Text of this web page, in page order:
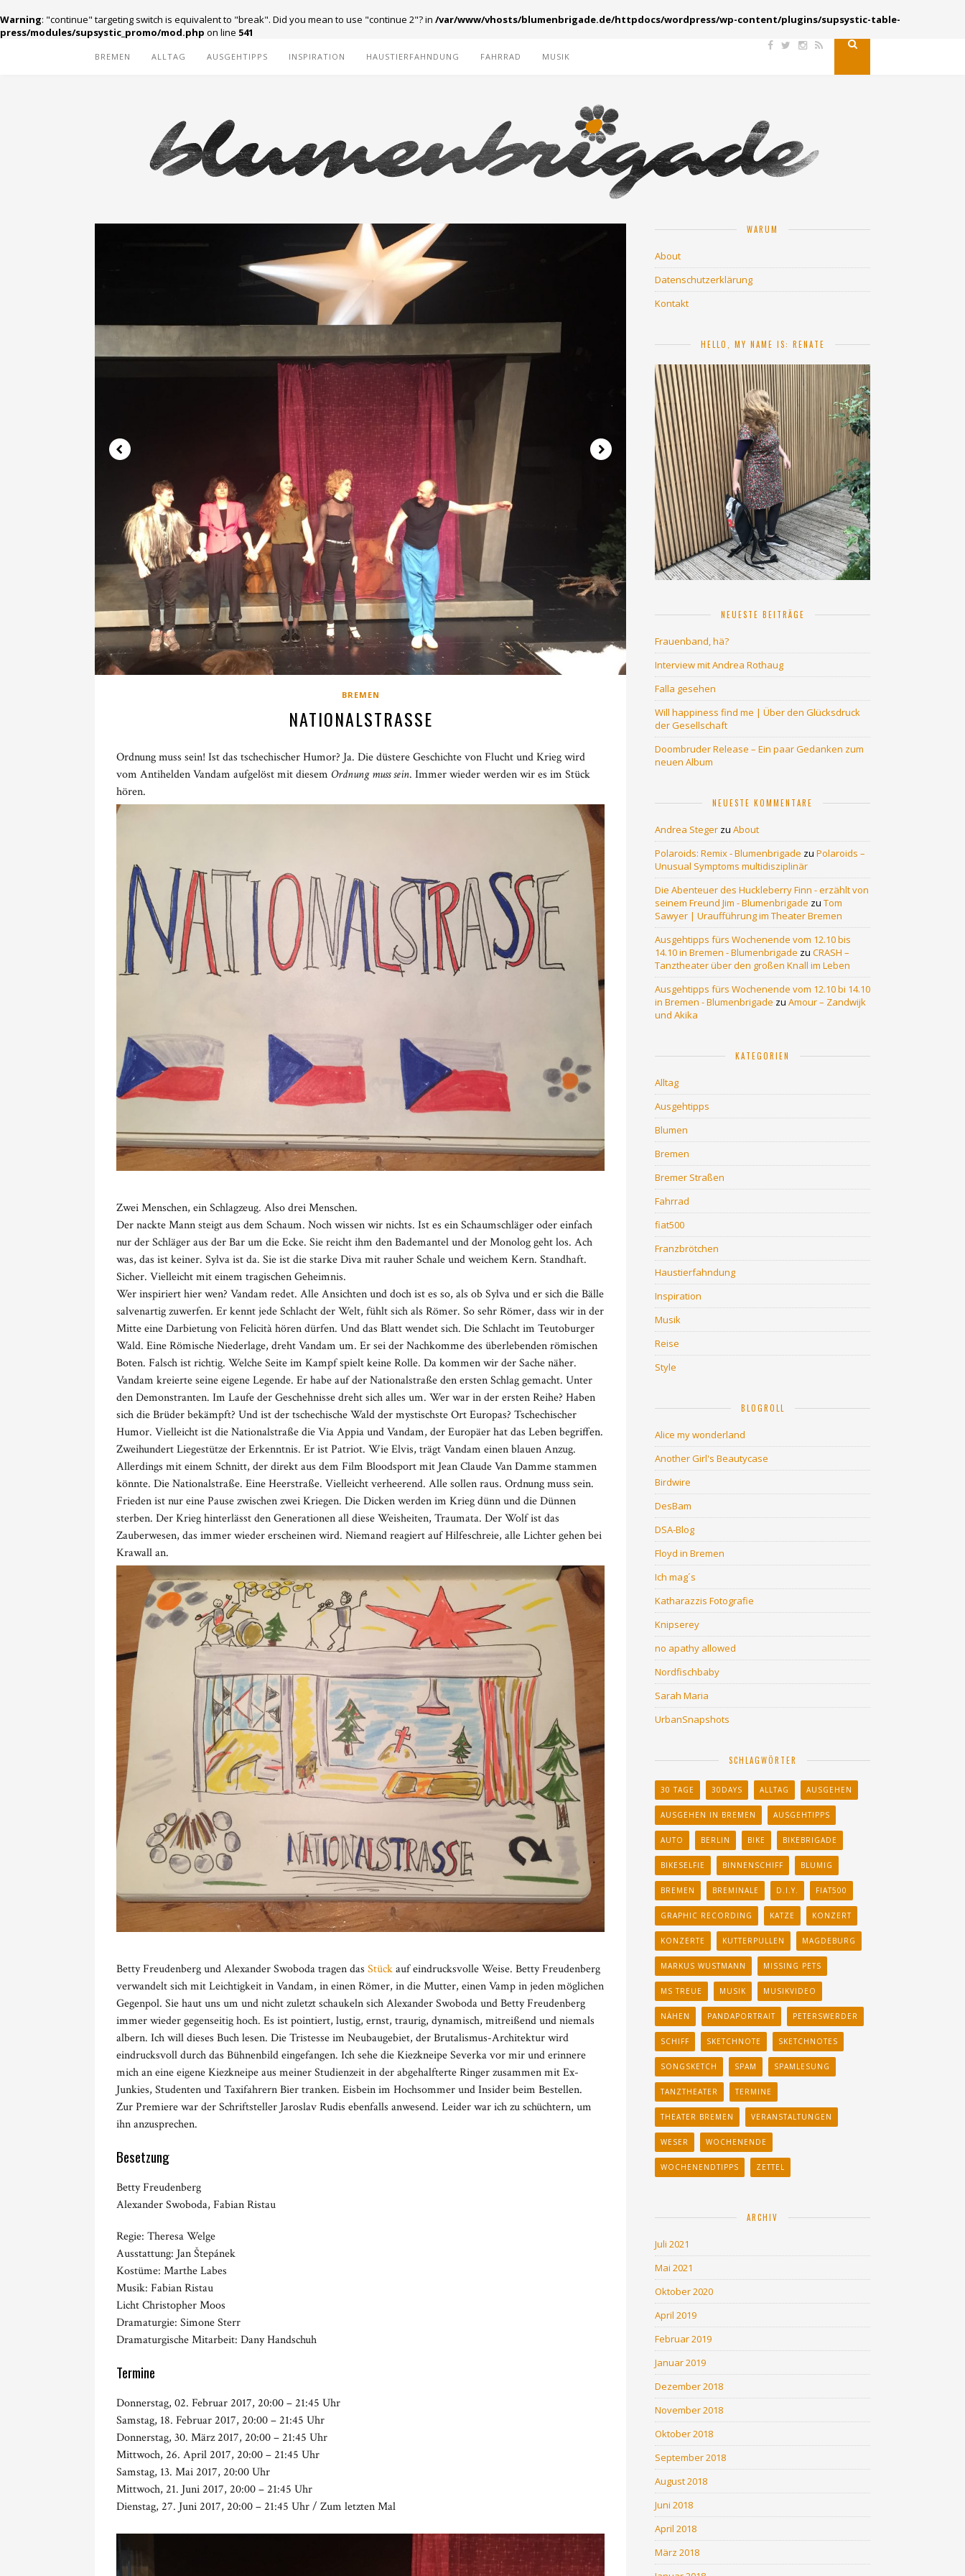
Warning: "continue" targeting switch is equivalent to "break". Did you mean to use "continue 2"? in /var/www/vhosts/blumenbrigade.de/httpdocs/wordpress/wp-content/plugins/supsystic-table-
press/modules/supsystic_promo/mod.php on line 541
BREMEN ALLTAG AUSGEHTIPPS INSPIRATION HAUSTIERFAHNDUNG FAHRRAD MUSIK
BREMEN
NATIONALSTRASSE
Ordnung muss sein! Ist das tschechischer Humor? Ja. Die düstere Geschichte von Flucht und Krieg wird
vom Antihelden Vandam aufgelöst mit diesem Ordnung muss sein. Immer wieder werden wir es im Stück
hören.
Zwei Menschen, ein Schlagzeug. Also drei Menschen.
Der nackte Mann steigt aus dem Schaum. Noch wissen wir nichts. Ist es ein Schaumschläger oder einfach
nur der Schläger aus der Bar um die Ecke. Sie reicht ihm den Bademantel und der Monolog geht los. Ach
was, das ist keiner. Sylva ist da. Sie ist die starke Diva mit rauher Schale und weichem Kern. Standhaft.
Sicher. Vielleicht mit einem tragischen Geheimnis.
Wer inspiriert hier wen? Vandam redet. Alle Ansichten und doch ist es so, als ob Sylva und er sich die Bälle
salvenartig zuwerfen. Er kennt jede Schlacht der Welt, fühlt sich als Römer. So sehr Römer, dass wir in der
Mitte eine Darbietung von Felicità hören dürfen. Und das Blatt wendet sich. Die Schlacht im Teutoburger
Wald. Eine Römische Niederlage, dreht Vandam um. Er sei der Nachkomme des überlebenden römischen
Boten. Falsch ist richtig. Welche Seite im Kampf spielt keine Rolle. Da kommen wir der Sache näher.
Vandam kreierte seine eigene Legende. Er habe auf der Nationalstraße den ersten Schlag gemacht. Unter
den Demonstranten. Im Laufe der Geschehnisse dreht sich alles um. Wer war in der ersten Reihe? Haben
sich die Brüder bekämpft? Und ist der tschechische Wald der mystischste Ort Europas? Tschechischer
Humor. Vielleicht ist die Nationalstraße die Via Appia und Vandam, der Europäer hat das Leben begriffen.
Zweihundert Liegestütze der Erkenntnis. Er ist Patriot. Wie Elvis, trägt Vandam einen blauen Anzug.
Allerdings mit einem Schnitt, der direkt aus dem Film Bloodsport mit Jean Claude Van Damme stammen
könnte. Die Nationalstraße. Eine Heerstraße. Vielleicht verheerend. Alle sollen raus. Ordnung muss sein.
Frieden ist nur eine Pause zwischen zwei Kriegen. Die Dicken werden im Krieg dünn und die Dünnen
sterben. Der Krieg hinterlässt den Generationen all diese Weisheiten, Traumata. Der Wolf ist das
Zauberwesen, das immer wieder erscheinen wird. Niemand reagiert auf Hilfeschreie, alle Lichter gehen bei
Krawall an.
Betty Freudenberg und Alexander Swoboda tragen das Stückauf eindrucksvolle Weise. Betty Freudenberg
verwandelt sich mit Leichtigkeit in Vandam, in einen Römer, in die Mutter, einen Vamp in jeden möglichen
Gegenpol. Sie haut uns um und nicht zuletzt schaukeln sich Alexander Swoboda und Betty Freudenberg
immer wieder gegenseitig hoch. Es ist pointiert, lustig, ernst, traurig, dynamisch, mitreißend und niemals
albern. Ich will dieses Buch lesen. Die Tristesse im Neubaugebiet, der Brutalismus-Architektur wird
eindrucksvoll durch das Bühnenbild eingefangen. Ich sehe die Kiezkneipe Severka vor mir und erinnere
mich an eine eigene Kiezkneipe aus meiner Studienzeit in der abgehalfterte Ringer zusammen mit Ex-
Junkies, Studenten und Taxifahrern Bier tranken. Eisbein im Hochsommer und Insider beim Bestellen.
Zur Premiere war der Schriftsteller Jaroslav Rudis ebenfalls anwesend. Leider war ich zu schüchtern, um
ihn anzusprechen.
Besetzung
Betty Freudenberg
Alexander Swoboda, Fabian Ristau
Regie: Theresa Welge
Ausstattung: Jan Štepánek
Kostüme: Marthe Labes
Musik: Fabian Ristau
Licht Christopher Moos
Dramaturgie: Simone Sterr
Dramaturgische Mitarbeit: Dany Handschuh
Termine
Donnerstag, 02. Februar 2017, 20:00 – 21:45 Uhr
Samstag, 18. Februar 2017, 20:00 – 21:45 Uhr
Donnerstag, 30. März 2017, 20:00 – 21:45 Uhr
Mittwoch, 26. April 2017, 20:00 – 21:45 Uhr
Samstag, 13. Mai 2017, 20:00 Uhr
Mittwoch, 21. Juni 2017, 20:00 – 21:45 Uhr
Dienstag, 27. Juni 2017, 20:00 – 21:45 Uhr / Zum letzten Mal
WARUM
About
Datenschutzerklärung
Kontakt
HELLO, MY NAME IS: RENATE
NEUESTE BEITRÄGE
Frauenband, hä?
Interview mit Andrea Rothaug
Falla gesehen
Will happiness find me | Über den Glücksdruck
der Gesellschaft
Doombruder Release – Ein paar Gedanken zum
neuen Album
NEUESTE KOMMENTARE
Andrea Steger zu About
Polaroids: Remix - Blumenbrigade zu Polaroids –
Unusual Symptoms multidisziplinär
Die Abenteuer des Huckleberry Finn - erzählt von
seinem Freund Jim - Blumenbrigade zu Tom
Sawyer | Uraufführung im Theater Bremen
Ausgehtipps fürs Wochenende vom 12.10 bis
14.10 in Bremen - Blumenbrigade zu CRASH –
Tanztheater über den großen Knall im Leben
Ausgehtipps fürs Wochenende vom 12.10 bi 14.10
in Bremen - Blumenbrigade zu Amour – Zandwijk
und Akika
KATEGORIEN
Alltag
Ausgehtipps
Blumen
Bremen
Bremer Straßen
Fahrrad
fiat500
Franzbrötchen
Haustierfahndung
Inspiration
Musik
Reise
Style
BLOGROLL
Alice my wonderland
Another Girl's Beautycase
Birdwire
DesBam
DSA-Blog
Floyd in Bremen
Ich mag´s
Katharazzis Fotografie
Knipserey
no apathy allowed
Nordfischbaby
Sarah Maria
UrbanSnapshots
SCHLAGWÖRTER
30 TAGE 30DAYS ALLTAG AUSGEHEN
AUSGEHEN IN BREMEN AUSGEHTIPPS
AUTO BERLIN BIKE BIKEBRIGADE
BIKESELFIE BINNENSCHIFF BLUMIG
BREMEN BREMINALE D.I.Y. FIAT500
GRAPHIC RECORDING KATZE KONZERT
KONZERTE KUTTERPULLEN MAGDEBURG
MARKUS WUSTMANN MISSING PETS
MS TREUE MUSIK MUSIKVIDEO
NÄHEN PANDAPORTRAIT PETERSWERDER
SCHIFF SKETCHNOTE SKETCHNOTES
SONGSKETCH SPAM SPAMLESUNG
TANZTHEATER TERMINE
THEATER BREMEN VERANSTALTUNGEN
WESER WOCHENENDE
WOCHENENDTIPPS ZETTEL
ARCHIV
Juli 2021
Mai 2021
Oktober 2020
April 2019
Februar 2019
Januar 2019
Dezember 2018
November 2018
Oktober 2018
September 2018
August 2018
Juni 2018
April 2018
März 2018